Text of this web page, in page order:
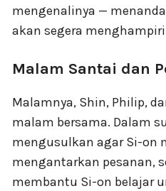
mengenalinya —
akan segera
Malam Santai dan
Malamnya, Shin, Philip,
malam bersama. Dalam
mengusulkan agar Si-on
mengantarkan pesanan,
membantu Si-on belajar